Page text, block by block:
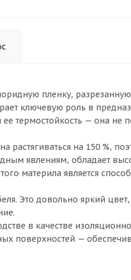
пленку,
ключевую роль в
термостойкость — она
растягиваться на 150 %,
явлениям, обладает
материла является
Это довольно яркий
в качестве
поверхностей —